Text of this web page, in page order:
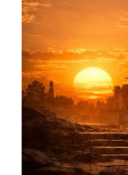
पिपासु महारथी इक
थे, एक तरफ थे योद्धा
ताक रहे थे जी, और
नजारे देखन में कुछ खास